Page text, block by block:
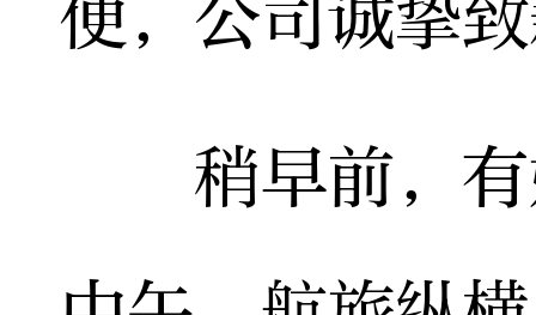
便，公司诚挚
稍早前，有